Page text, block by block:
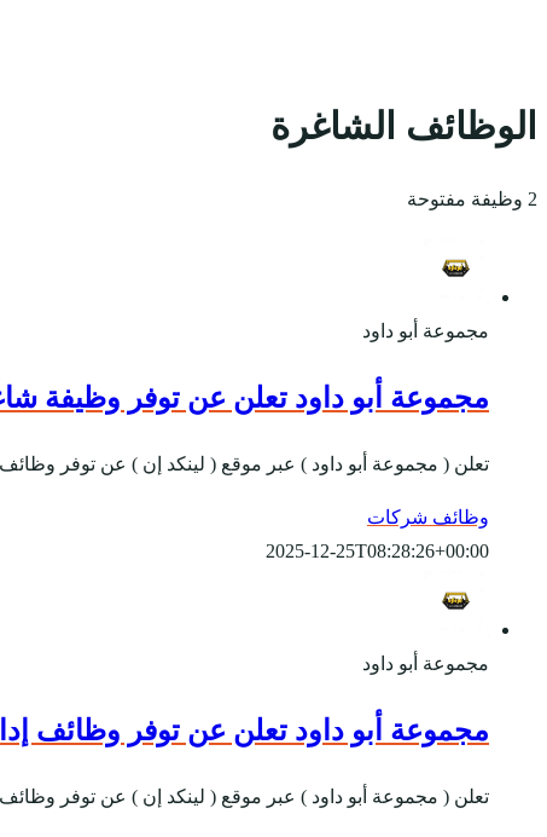
الوظائف الشاغرة
2 وظيفة مفتوحة
مجموعة أبو داود
مجموعة أبو داود تعلن عن توفر وظيفة
تعلن ( مجموعة أبو داود ) عبر موقع ( لينكد إن ) عن توفر
وظائف شركات
2025-12-25T08:28:26+00:00
مجموعة أبو داود
مجموعة أبو داود تعلن عن توفر وظائف
تعلن ( مجموعة أبو داود ) عبر موقع ( لينكد إن ) عن توفر